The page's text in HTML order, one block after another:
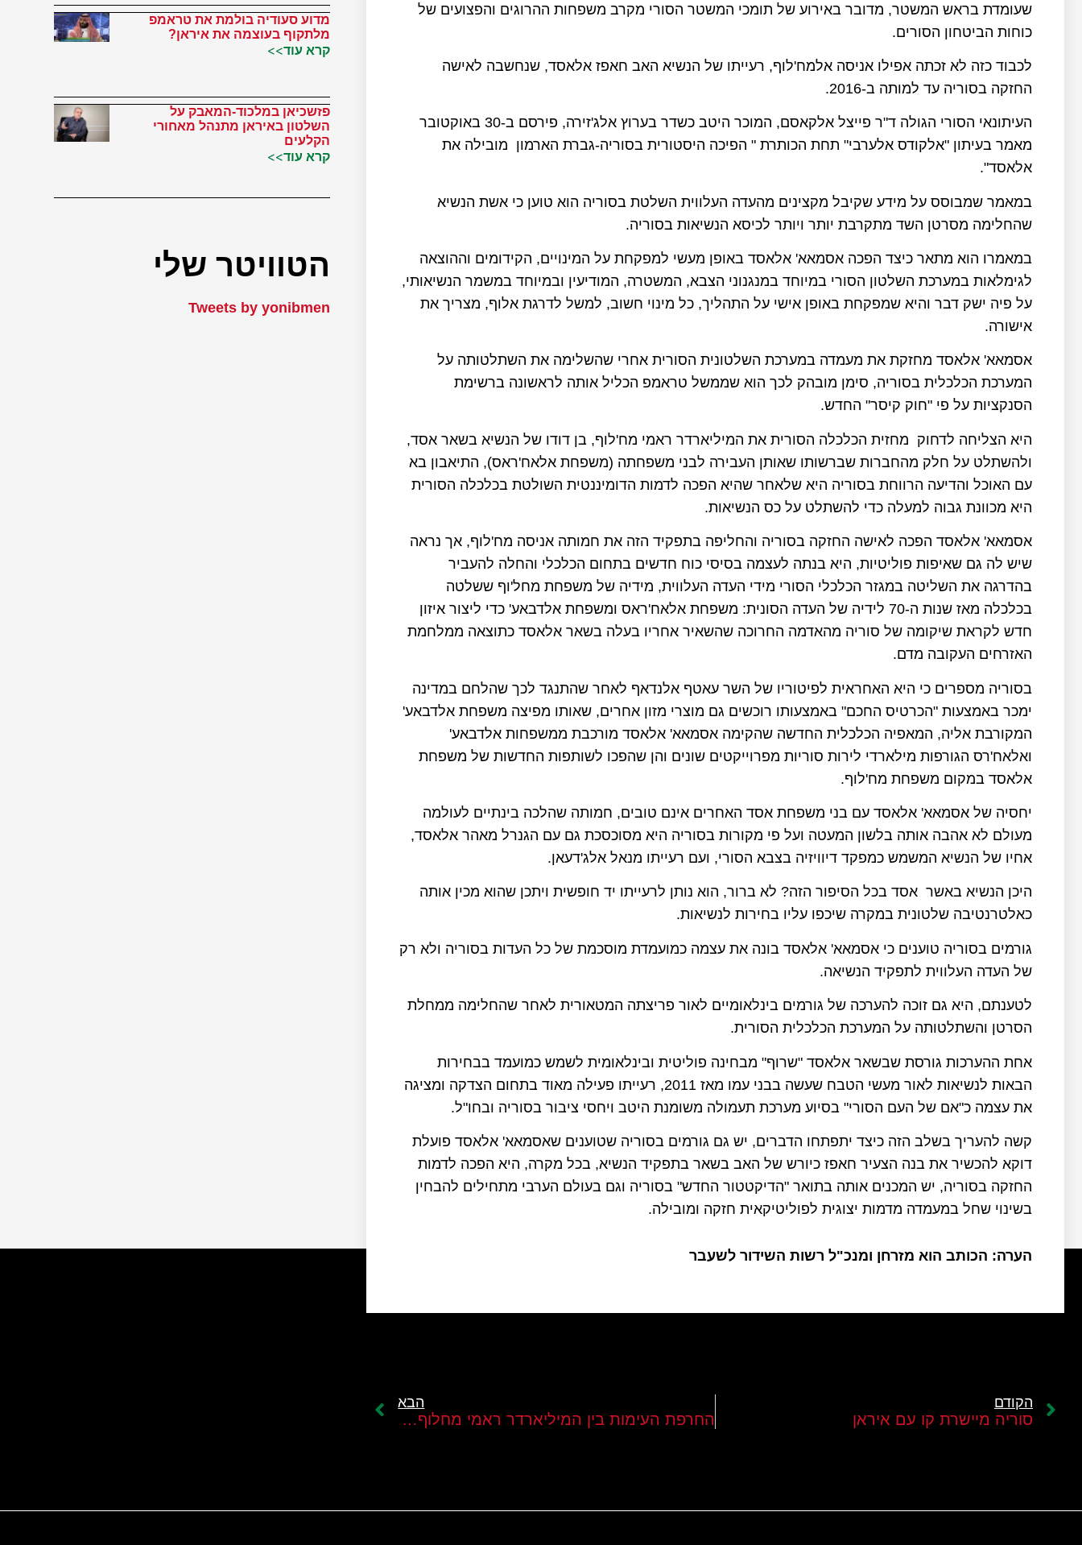
שעומדת בראש המשטר, מדובר באירוע של תומכי המשטר הסורי מקרב משפחות ההרוגים והפצועים של
כוחות הביטחון הסורים.
לכבוד כזה לא זכתה אפילו אניסה אלמח'לוף, רעייתו של הנשיא האב חאפז אלאסד, שנחשבה לאישה
החזקה בסוריה עד למותה ב-2016.
העיתונאי הסורי הגולה ד"ר פייצל אלקאסם, המוכר היטב כשדר בערוץ אלג'זירה, פירסם ב-30 באוקטובר
מאמר בעיתון "אלקודס אלערבי" תחת הכותרת " הפיכה היסטורית בסוריה-גברת הארמון מובילה את
אלאסד".
במאמר שמבוסס על מידע שקיבל מקצינים מהעדה העלווית השלטת בסוריה הוא טוען כי אשת הנשיא
שהחלימה מסרטן השד מתקרבת יותר ויותר לכיסא הנשיאות בסוריה.
במאמרו הוא מתאר כיצד הפכה אסמאא' אלאסד באופן מעשי למפקחת על המינויים, הקידומים וההוצאה
לגימלאות במערכת השלטון הסורי במיוחד במנגנוני הצבא, המשטרה, המודיעין ובמיוחד במשמר הנשיאותי,
על פיה ישק דבר והיא שמפקחת באופן אישי על התהליך, כל מינוי חשוב, למשל לדרגת אלוף, מצריך את
אישורה.
אסמאא' אלאסד מחזקת את מעמדה במערכת השלטונית הסורית אחרי שהשלימה את השתלטותה על
המערכת הכלכלית בסוריה, סימן מובהק לכך הוא שממשל טראמפ הכליל אותה לראשונה ברשימת
הסנקציות על פי "חוק קיסר" החדש.
היא הצליחה לדחוק מחזית הכלכלה הסורית את המיליארדר ראמי מח'לוף, בן דודו של הנשיא בשאר אסד,
ולהשתלט על חלק מהחברות שברשותו שאותן העבירה לבני משפחתה (משפחת אלאח'ראס), התיאבון בא
עם האוכל והדיעה הרווחת בסוריה היא שלאחר שהיא הפכה לדמות הדומיננטית השולטת בכלכלה הסורית
היא מכוונת גבוה למעלה כדי להשתלט על כס הנשיאות.
אסמאא' אלאסד הפכה לאישה החזקה בסוריה והחליפה בתפקיד הזה את חמותה אניסה מח'לוף, אך נראה
שיש לה גם שאיפות פוליטיות, היא בנתה לעצמה בסיסי כוח חדשים בתחום הכלכלי והחלה להעביר
בהדרגה את השליטה במגזר הכלכלי הסורי מידי העדה העלווית, מידיה של משפחת מחל'וף ששלטה
בכלכלה מאז שנות ה-70 לידיה של העדה הסונית: משפחת אלאח'ראס ומשפחת אלדבאע' כדי ליצור איזון
חדש לקראת שיקומה של סוריה מהאדמה החרוכה שהשאיר אחריו בעלה בשאר אלאסד כתוצאה ממלחמת
האזרחים העקובה מדם.
בסוריה מספרים כי היא האחראית לפיטוריו של השר עאטף אלנדאף לאחר שהתנגד לכך שהלחם במדינה
ימכר באמצעות "הכרטיס החכם" באמצעותו רוכשים גם מוצרי מזון אחרים, שאותו מפיצה משפחת אלדבאע'
המקורבת אליה, המאפיה הכלכלית החדשה שהקימה אסמאא' אלאסד מורכבת ממשפחות אלדבאע'
ואלאח'רס הגורפות מילארדי לירות סוריות מפרוייקטים שונים והן שהפכו לשותפות החדשות של משפחת
אלאסד במקום משפחת מח'לוף.
יחסיה של אסמאא' אלאסד עם בני משפחת אסד האחרים אינם טובים, חמותה שהלכה בינתיים לעולמה
מעולם לא אהבה אותה בלשון המעטה ועל פי מקורות בסוריה היא מסוכסכת גם עם הגנרל מאהר אלאסד,
אחיו של הנשיא המשמש כמפקד דיוויזיה בצבא הסורי, ועם רעייתו מנאל אלג'דעאן.
היכן הנשיא באשר אסד בכל הסיפור הזה? לא ברור, הוא נותן לרעייתו יד חופשית ויתכן שהוא מכין אותה
כאלטרנטיבה שלטונית במקרה שיכפו עליו בחירות לנשיאות.
גורמים בסוריה טוענים כי אסמאא' אלאסד בונה את עצמה כמועמדת מוסכמת של כל העדות בסוריה ולא רק
של העדה העלווית לתפקיד הנשיאה.
לטענתם, היא גם זוכה להערכה של גורמים בינלאומיים לאור פריצתה המטאורית לאחר שהחלימה ממחלת
הסרטן והשתלטותה על המערכת הכלכלית הסורית.
אחת ההערכות גורסת שבשאר אלאסד "שרוף" מבחינה פוליטית ובינלאומית לשמש כמועמד בבחירות
הבאות לנשיאות לאור מעשי הטבח שעשה בבני עמו מאז 2011, רעייתו פעילה מאוד בתחום הצדקה ומציגה
את עצמה כ"אם של העם הסורי" בסיוע מערכת תעמולה משומנת היטב ויחסי ציבור בסוריה ובחו"ל.
קשה להעריך בשלב הזה כיצד יתפתחו הדברים, יש גם גורמים בסוריה שטוענים שאסמאא' אלאסד פועלת
דוקא להכשיר את בנה הצעיר חאפז כיורש של האב בשאר בתפקיד הנשיא, בכל מקרה, היא הפכה לדמות
החזקה בסוריה, יש המכנים אותה בתואר "הדיקטטור החדש" בסוריה וגם בעולם הערבי מתחילים להבחין
בשינוי שחל במעמדה מדמות יצוגית לפוליטיקאית חזקה ומובילה.
הערה: הכותב הוא מזרחן ומנכ"ל רשות השידור לשעבר
מדוע סעודיה בולמת את טראמפ
מלתקוף בעוצמה את איראן?
קרא עוד>>
פזשכיאן במלכוד-המאבק על
השלטון באיראן מתנהל מאחורי
הקלעים
קרא עוד>>
הטוויטר שלי
Tweets by yonibmen
הקודם
סוריה מיישרת קו עם איראן
הבא
החרפת העימות בין המיליארדר ראמי מחלוף לנשיא אסד